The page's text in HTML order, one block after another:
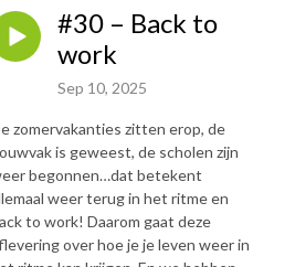
en omgeving. Ze hebben hun werk
thuis. Zodat zij meer plezier en
Zij doen dit nu al een paar jaar vol
over opruimen. En je bent van harte
opruimbesties/
#30 – Back to
work
Sep 10, 2025
zomervakanties zitten erop, de
is geweest, de scholen zijn
begonnen…dat betekent
weer terug in het ritme en
to work! Daarom gaat deze
over hoe je je leven weer in